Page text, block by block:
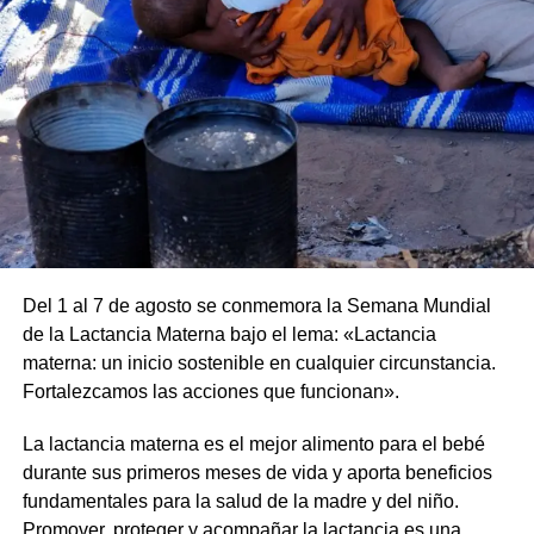
cupo, información que será dada en la semana de los
encuentros.
Lugares (revisar según corresponda a cada actividad):
•Auditorio Illia
•Museo de la Ciudad
•Auditorio Scelzi
•Salida desde la Logia Masonica
Por más información mantené al tanto las redes de las
Jornadas de Filosofía del Río Uruguay
Linkhttps://www.instagram.com/filosofiadelriouruguay/
Comparte esto:
X Facebook WhatsApp Imprimir
Comparte esto:
X Facebook WhatsApp
Del 1 al 7 de agosto se conmemora la Semana Mundial
de la Lactancia Materna bajo el lema: «Lactancia
materna: un inicio sostenible en cualquier circunstancia.
Fortalezcamos las acciones que funcionan».
La lactancia materna es el mejor alimento para el bebé
durante sus primeros meses de vida y aporta beneficios
fundamentales para la salud de la madre y del niño.
Promover, proteger y acompañar la lactancia es una